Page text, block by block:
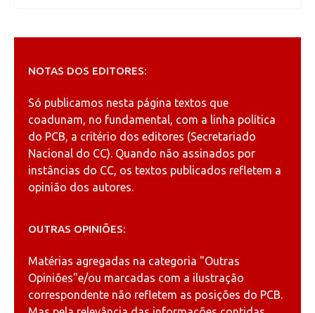
NOTAS DOS EDITORES:
Só publicamos nesta página textos que
coadunam, no fundamental, com a linha política
do PCB, a critério dos editores (Secretariado
Nacional do CC). Quando não assinados por
instâncias do CC, os textos publicados refletem a
opinião dos autores.
OUTRAS OPINIÕES:
Matérias agregadas na categoria "Outras
Opiniões"e/ou marcadas com a ilustração
correspondente não refletem as posições do PCB.